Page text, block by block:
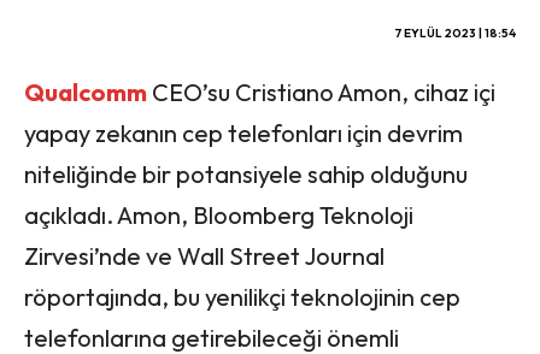
7 EYLÜL 2023 | 18:54
Qualcomm CEO’su Cristiano Amon, cihaz içi
yapay zekanın cep telefonları için devrim
niteliğinde bir potansiyele sahip olduğunu
açıkladı. Amon, Bloomberg Teknoloji
Zirvesi’nde ve Wall Street Journal
röportajında, bu yenilikçi teknolojinin cep
telefonlarına getirebileceği önemli